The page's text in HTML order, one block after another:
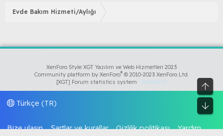
Evde Bakım Hizmeti/Aylığı
Üst
Alt
XenForo Style XGT Yazılım ve Web Hizmetleri 2023
Community platform by XenForo® © 2010-2023 XenForo Ltd.
[XGT] Forum statistics system - XenGenTr
Türkçe (TR)
Bize ulaşın Şartlar ve kurallar Gizlilik politikası Yardım